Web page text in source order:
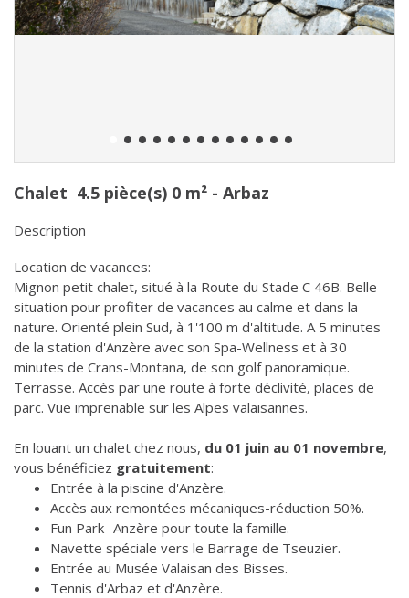
Chalet 4.5 pièce(s) 0 m² - Arbaz
Description
Location de vacances:
Mignon petit chalet, situé à la Route du Stade C 46B. Belle
situation pour profiter de vacances au calme et dans la
nature. Orienté plein Sud, à 1'100 m d'altitude. A 5 minutes
de la station d'Anzère avec son Spa-Wellness et à 30
minutes de Crans-Montana, de son golf panoramique.
Terrasse. Accès par une route à forte déclivité, places de
parc. Vue imprenable sur les Alpes valaisannes.
En louant un chalet chez nous, du 01 juin au 01 novembre,
vous bénéficiez gratuitement:
Entrée à la piscine d'Anzère.
Accès aux remontées mécaniques-réduction 50%.
Fun Park- Anzère pour toute la famille.
Navette spéciale vers le Barrage de Tseuzier.
Entrée au Musée Valaisan des Bisses.
Tennis d'Arbaz et d'Anzère.